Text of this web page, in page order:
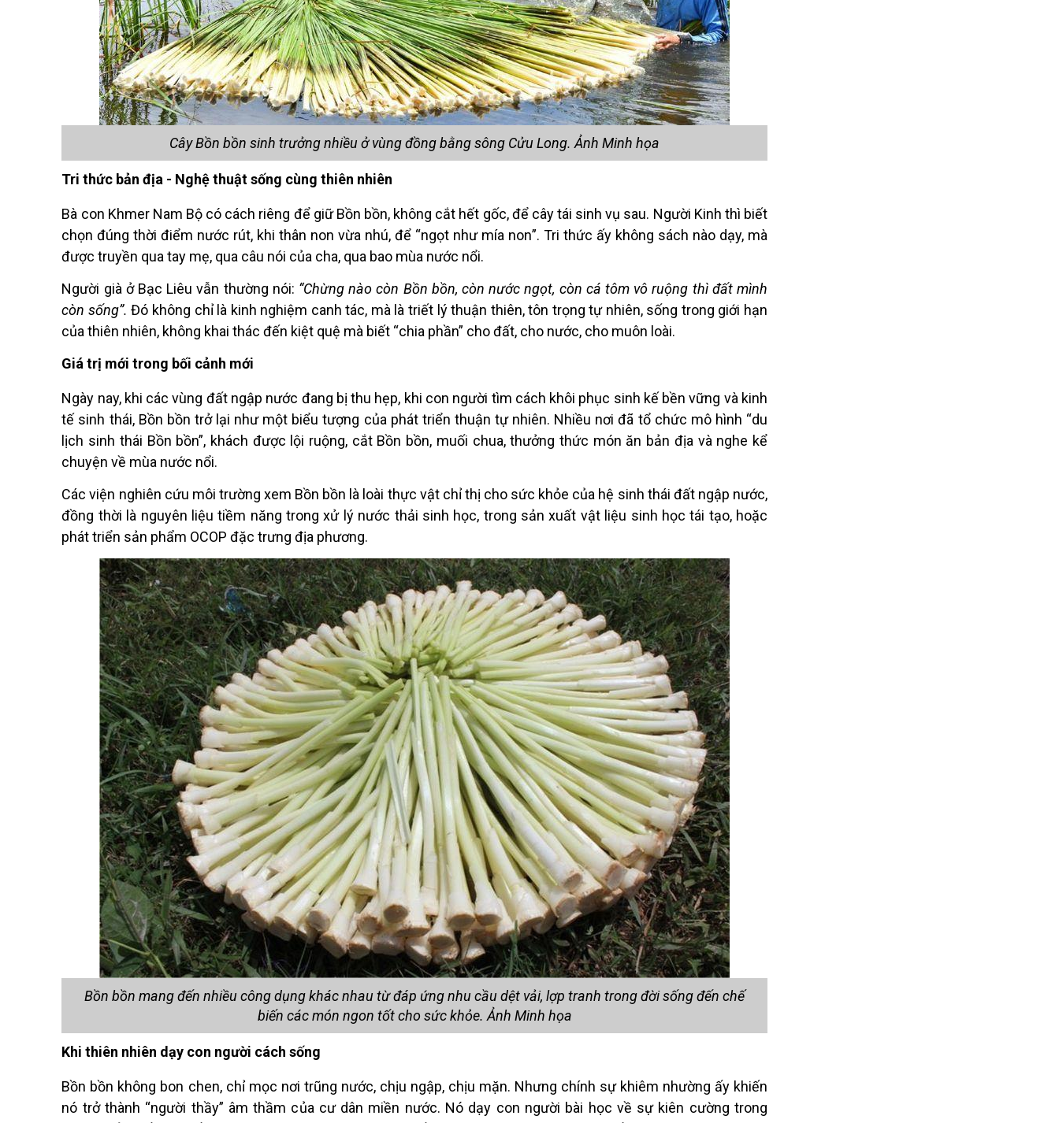
Cây Bồn bồn sinh trưởng nhiều ở vùng đồng bằng sông Cửu Long. Ảnh Minh họa
Tri thức bản địa - Nghệ thuật sống cùng thiên nhiên
Bà con Khmer Nam Bộ có cách riêng để giữ Bồn bồn, không cắt hết gốc, để cây tái sinh vụ sau. Người Kinh thì biết
chọn đúng thời điểm nước rút, khi thân non vừa nhú, để “ngọt như mía non”. Tri thức ấy không sách nào dạy, mà
được truyền qua tay mẹ, qua câu nói của cha, qua bao mùa nước nổi.
Người già ở Bạc Liêu vẫn thường nói: “Chừng nào còn Bồn bồn, còn nước ngọt, còn cátôm vô ruộng thì đất mình
còn sống”. Đó không chỉ là kinh nghiệm canh tác, mà là triết lý thuận thiên, tôn trọng tự nhiên, sống trong giới hạn
của thiên nhiên, không khai thác đến kiệt quệ mà biết “chia phần” cho đất, cho nước, cho muôn loài.
Giátrị mới trong bối cảnh mới
Ngày nay, khi các vùng đất ngập nước đang bị thu hẹp, khi con người tìm cách khôi phục sinh kế bền vững và kinh
tế sinh thái, Bồn bồn trở lại như một biểu tượng của phát triển thuận tự nhiên. Nhiều nơi đã tổ chức mô hình “du
ịch sinh thái Bồn bồn”, khách được lội ruộng, cắt Bồn bồn, muối chua, thưởng thức món ăn bản địa và nghe kể
chuyện về mùa nước nổi.
Các viện nghiên cứu môi trường xem Bồn bồn là loài thực vật chỉ thị cho sức khỏe của hệ sinh thái đất ngập nước,
đồng thời là nguyên liệu tiềm năng trong xử lý nước thải sinh học, trong sản xuất vật liệu sinh học tái tạo, hoặc
phát triển sản phẩm OCOPđặc trưng địa phương.
Bồn bồn mang đến nhiều công dụng khác nhau từ đáp ứng nhu cầu dệt vải, lợp tranh trong đời sống đến chế
biến các món ngon tốt cho sức khỏe. Ảnh Minh họa
Khi thiên nhiên dạy con người cách sống
Bồn bồn không bon chen, chỉ mọc nơi trũng nước, chịu ngập, chịu mặn. Nhưng chính sự khiêm nhường ấy khiến
nó trở thành “người thầy” âm thầm của cư dân miền nước. Nó dạy con người bài học về sự kiên cường trong